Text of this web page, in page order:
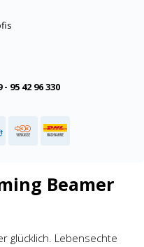
- 95 42 96 330
Beamer
glücklich. Lebensechte